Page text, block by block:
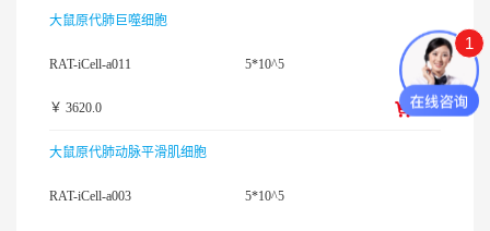
大鼠原代肺巨噬细胞
RAT-iCell-a011 5*10^5
￥ 3620.0
大鼠原代肺动脉平滑肌细胞
RAT-iCell-a003 5*10^5
1